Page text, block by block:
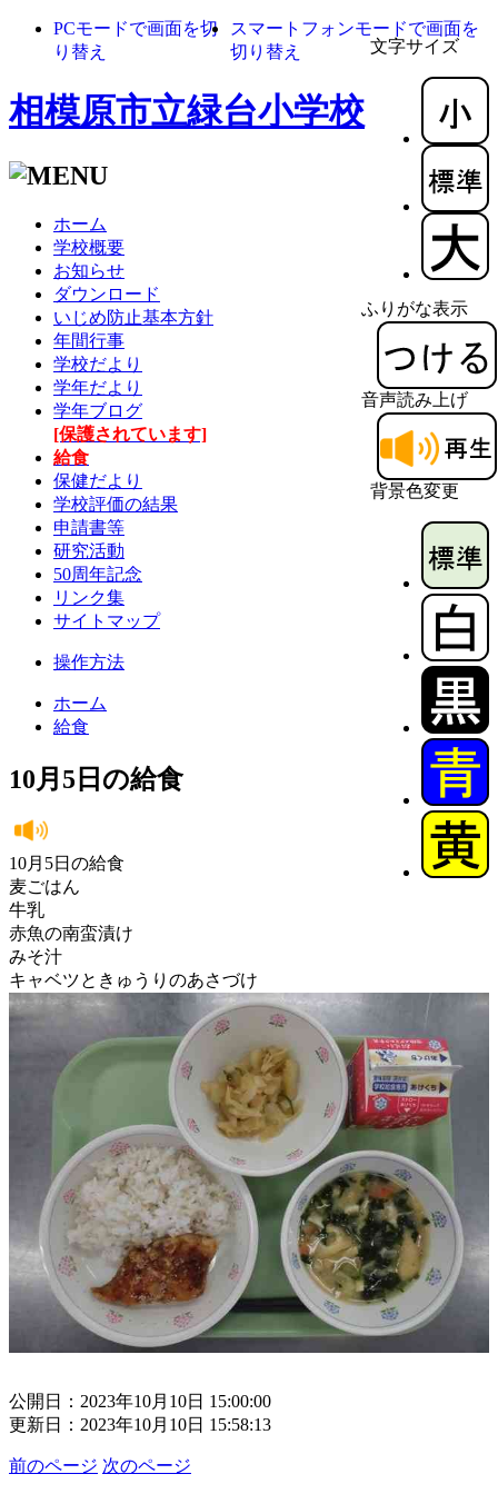
文字サイズ
ふりがな表示
音声読み上げ
背景色変更
PCモードで画面を切
り替え
スマートフォンモードで画面を
切り替え
相模原市立緑台小学校
ホーム
学校概要
お知らせ
ダウンロード
いじめ防止基本方針
年間行事
学校だより
学年だより
学年ブログ
[保護されています]
給食
保健だより
学校評価の結果
申請書等
研究活動
50周年記念
リンク集
サイトマップ
操作方法
ホーム
給食
10月5日の給食
10月5日の給食
麦ごはん
牛乳
赤魚の南蛮漬け
みそ汁
キャベツときゅうりのあさづけ
公開日：2023年10月10日 15:00:00
更新日：2023年10月10日 15:58:13
前のページ 次のページ